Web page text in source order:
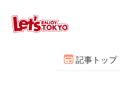
記事トップ